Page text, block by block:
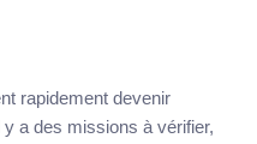
rapidement devenir
a des missions à vérifier,